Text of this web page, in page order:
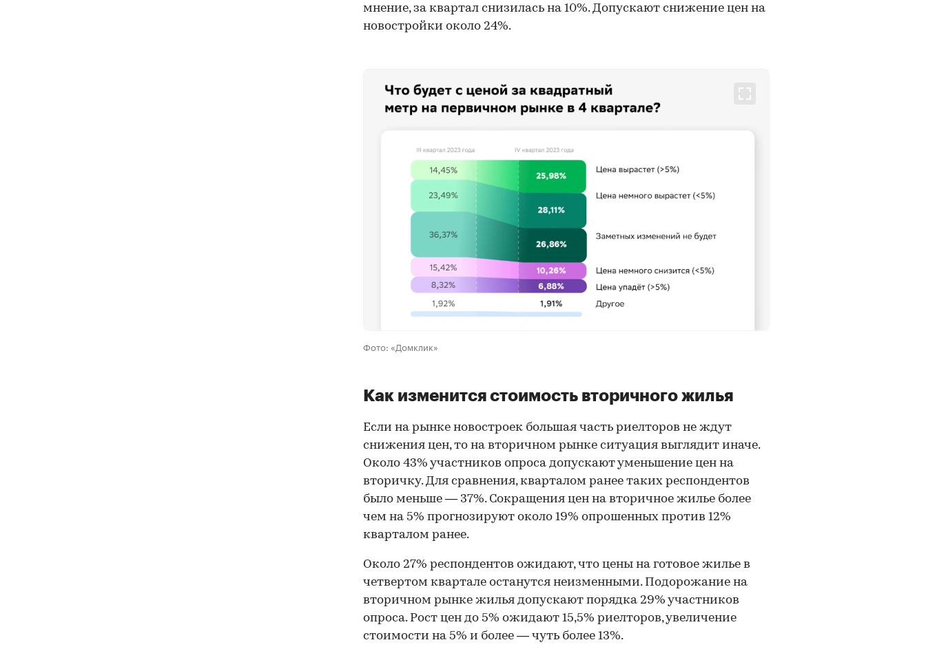
мнение, за квартал снизилась на 10%. Допускают снижение цен на
новостройки около 24%.
Фото: «Домклик»
Как изменится стоимость вторичного жилья
Если на рынке новостроек большая часть риелторов не ждут
снижения цен, то на вторичном рынке ситуация выглядит иначе.
Около 43% участников опроса допускают уменьшение цен на
вторичку. Для сравнения, кварталом ранее таких респондентов
было меньше — 37%. Сокращения цен на вторичное жилье более
чем на 5% прогнозируют около 19% опрошенных против 12%
кварталом ранее.
Около 27% респондентов ожидают, что цены на готовое жилье в
четвертом квартале останутся неизменными. Подорожание на
вторичном рынке жилья допускают порядка 29% участников
опроса. Рост цен до 5% ожидают 15,5% риелторов, увеличение
стоимости на 5% и более — чуть более 13%.